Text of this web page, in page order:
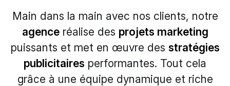
Main dans la main avec nos clients, notre
agence réalise des projets marketing
puissants et met en œuvre des stratégies
publicitaires performantes. Tout cela
grâce à une équipe dynamique et riche